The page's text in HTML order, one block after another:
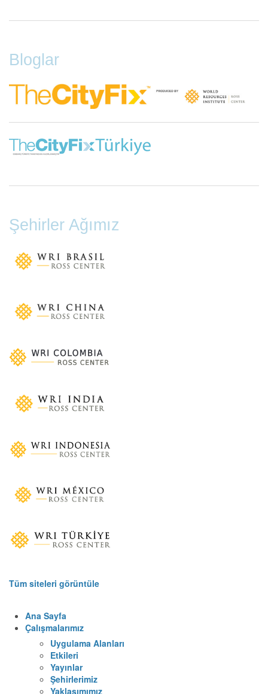
Bloglar
Şehirler Ağımız
Tüm siteleri görüntüle
Ana Sayfa
Çalışmalarımız
Uygulama Alanları
Etkileri
Yayınlar
Şehirlerimiz
Yaklaşımımız